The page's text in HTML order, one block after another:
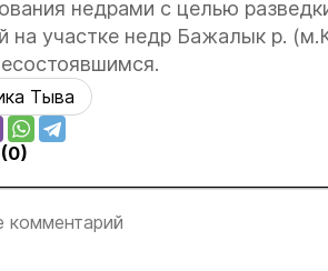
недрами с целью
на участке недр Бажалык р.
Тыва
0)